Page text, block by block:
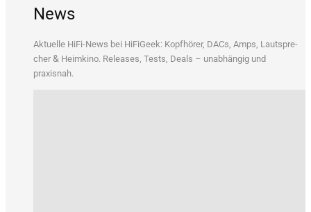
News
Aktu­el­le HiFi-News bei HiFi­Ge­ek: Kopf­hö­rer, DACs, Amps, Laut­spre­
cher & Heim­ki­no. Releases, Tests, Deals – unab­hän­gig und
praxisnah.